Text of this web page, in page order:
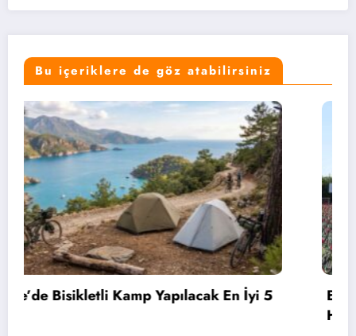
Bu içeriklere de göz atabilirsiniz
Bahçelievler’de 2 Bin 71 Öğrenciye Bisiklet